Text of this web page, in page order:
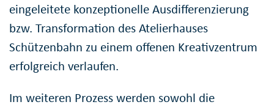
eingeleitete konzeptionelle Ausdifferenzierung
bzw. Transformation des Atelierhauses
Schützenbahn zu einem offenen Kreativzentrum
erfolgreich verlaufen.
Im weiteren Prozess werden sowohl die